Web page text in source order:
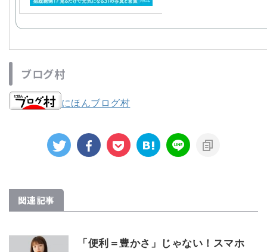
ブログ村
にほんブログ村
関連記事
「便利＝豊かさ」じゃない！スマホ